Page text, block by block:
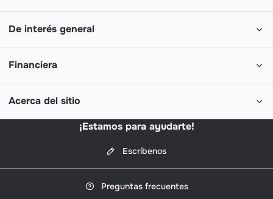
De interés general
Financiera
Acerca del sitio
¡Estamos para ayudarte!
Escríbenos
Preguntas frecuentes